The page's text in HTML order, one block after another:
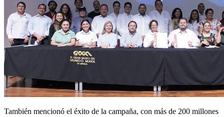
También mencionó el éxito de la campaña, con más de 200 millones